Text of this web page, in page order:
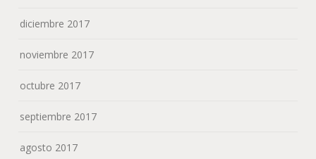
diciembre 2017
noviembre 2017
octubre 2017
septiembre 2017
agosto 2017